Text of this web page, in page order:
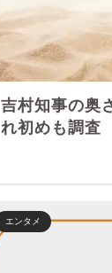
吉村知事の奥
れ初めも調査
エンタメ